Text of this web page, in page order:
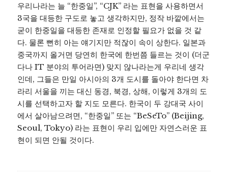
우리나라는 늘 “한중일”, “CJK” 라는 표현을 사용하면서
3국을 대등한 구도로 놓고 생각하지만, 정작 바깥에서는
굳이 한중일을 대등한 존재로 인정할 필요가 없을 것 같
다. 물론 뻔히 아는 얘기지만 적잖이 속이 상한다. 일본과
중국까지 올거면 당연히 한국에 한번쯤 들르는 것이 (더군
다나 IT 분야의 투어라면) 맞지 않나라는게 우리네 생각
인데, 그들은 만일 아시아의 3개 도시를 돌아야 한다면 차
라리 서울을 끼는 대신 동경, 북경, 상해, 이렇게 3개의 도
시를 선택하고자 할 지도 모른다. 한국이 두 강대국 사이
에서 살아남으려면, “한중일” 또는 “BeSeTo” (Beijing,
Seoul, Tokyo) 라는 표현이 우리 입에만 자연스러운 표
현이 되면 안될 것이다.